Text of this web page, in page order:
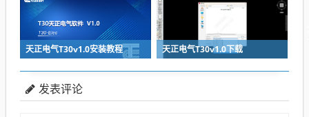
天正电气T30v1.0安装教程 天正电气T30v1.0下载
发表评论